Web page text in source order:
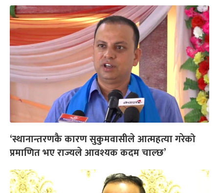
‘स्थानान्तरणकै कारण सुकुमवासीले आत्महत्या गरेको
प्रमाणित भए राज्यले आवश्यक कदम चाल्छ’